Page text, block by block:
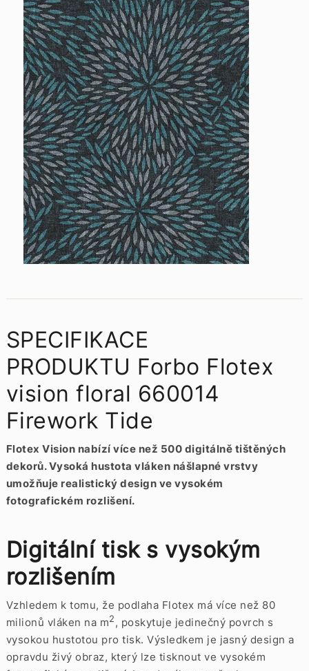
SPECIFIKACE
PRODUKTU Forbo Flotex
vision floral 660014
Firework Tide
Flotex Vision nabízí více než 500 digitálně tištěných
dekorů. Vysoká hustota vláken nášlapné vrstvy
umožňuje realistický design ve vysokém
fotografickém rozlišení.
Digitální tisk s vysokým
rozlišením
Vzhledem k tomu, že podlaha Flotex má více než 80
milionů vláken na m2 , poskytuje jedinečný povrch s
vysokou hustotou pro tisk. Výsledkem je jasný design a
opravdu živý obraz, který lze tisknout ve vysokém